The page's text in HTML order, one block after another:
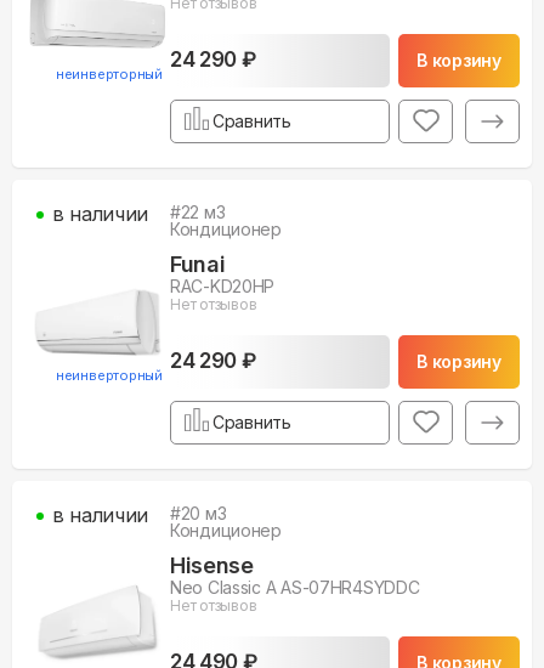
неинверторный
24 290 ₽ В корзину
Сравнить
неинверторный
#22 м3
Кондиционер
Funai
RAC-KD20HP
Нет отзывов
24 290 ₽ В корзину
в наличии
Сравнить
#20 м3
Кондиционер
Hisense
Neo Classic A AS-07HR4SYDDC
Нет отзывов
24 490 ₽ В корзину
в наличии